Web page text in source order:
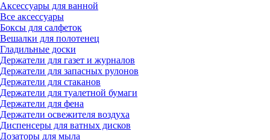
Аксессуары для ванной
Все аксессуары
Боксы для салфеток
Вешалки для полотенец
Гладильные доски
Держатели для газет и журналов
Держатели для запасных рулонов
Держатели для стаканов
Держатели для туалетной бумаги
Держатели для фена
Держатели освежителя воздуха
Диспенсеры для ватных дисков
Дозаторы для мыла